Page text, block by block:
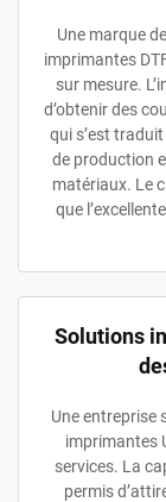
Une marque
imprimantes
sur mesure.
d’obtenir des
qui s’est
de production
matériaux. Le
que
Solutions
Une entreprise
imprimantes
services. La
permis